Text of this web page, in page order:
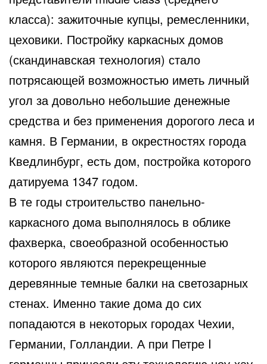
класса): зажиточные купцы, ремесленники,
цеховики. Постройку каркасных домов
(скандинавская технология) стало
потрясающей возможностью иметь личный
угол за довольно небольшие денежные
средства и без применения дорогого леса и
камня. В Германии, в окрестностях города
Кведлинбург, есть дом, постройка которого
датируема 1347 годом.
В те годы строительство панельно-
каркасного дома выполнялось в облике
фахверка, своеобразной особенностью
которого являются перекрещенные
деревянные темные балки на светозарных
стенах. Именно такие дома до сих
попадаются в некоторых городах Чехии,
Германии, Голландии. А при Петре I